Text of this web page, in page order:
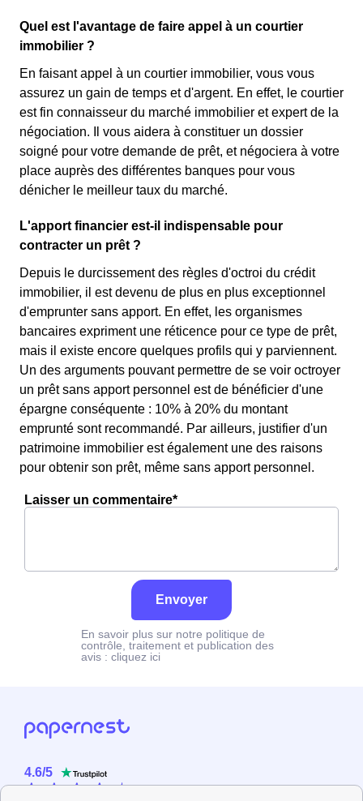
Quel est l'avantage de faire appel à un courtier
immobilier ?
En faisant appel à un courtier immobilier, vous vous
assurez un gain de temps et d'argent. En effet, le courtier
est fin connaisseur du marché immobilier et expert de la
négociation. Il vous aidera à constituer un dossier
soigné pour votre demande de prêt, et négociera à votre
place auprès des différentes banques pour vous
dénicher le meilleur taux du marché.
L'apport financier est-il indispensable pour
contracter un prêt ?
Depuis le durcissement des règles d'octroi du crédit
immobilier, il est devenu de plus en plus exceptionnel
d'emprunter sans apport. En effet, les organismes
bancaires expriment une réticence pour ce type de prêt,
mais il existe encore quelques profils qui y parviennent.
Un des arguments pouvant permettre de se voir octroyer
un prêt sans apport personnel est de bénéficier d'une
épargne conséquente : 10% à 20% du montant
emprunté sont recommandé. Par ailleurs, justifier d'un
patrimoine immobilier est également une des raisons
pour obtenir son prêt, même sans apport personnel.
Laisser un commentaire*
Envoyer
En savoir plus sur notre politique de
contrôle, traitement et publication des
avis : cliquez ici
4.6/5